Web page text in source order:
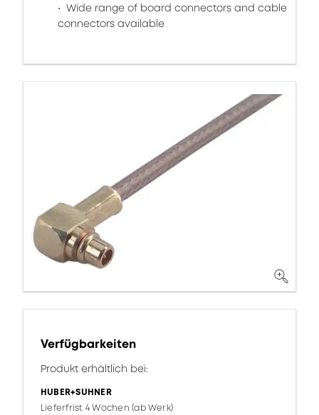
Wide range of board connectors and cable
connectors available
Verfügbarkeiten
Produkt erhältlich bei:
HUBER+SUHNER
Lieferfrist 4 Wochen (ab Werk)